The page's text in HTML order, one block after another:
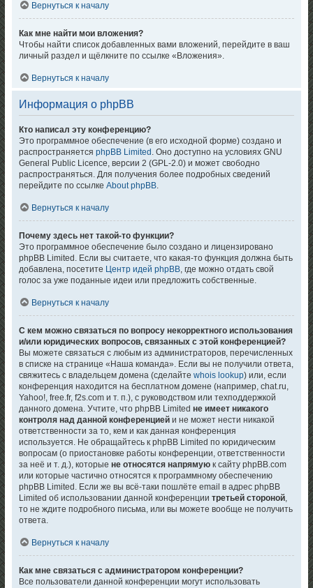
Вернуться к началу
Как мне найти мои вложения?
Чтобы найти список добавленных вами вложений, перейдите в ваш
личный раздел и щёлкните по ссылке «Вложения».
Вернуться к началу
Информация о phpBB
Кто написал эту конференцию?
Это программное обеспечение (в его исходной форме) создано и
распространяетсяphpBB Limited . Оно доступно на условиях GNU
General Public Licence, версии 2 (GPL-2.0) и может свободно
распространяться. Для получения более подробных сведений
перейдите по ссылкеAbout phpBB.
Вернуться к началу
Почему здесь нет такой-то функции?
Это программное обеспечение было создано и лицензировано
phpBB Limited. Если вы считаете, что какая-то функция должна быть
добавлена, посетите Центр идей phpBB, где можно отдать свой
голос за уже поданные идеи или предложить собственные.
Вернуться к началу
С кем можно связаться по вопросу некорректного использования
и/или юридических вопросов, связанных с этой конференцией?
Вы можете связаться с любым из администраторов, перечисленных
в списке на странице «Наша команда». Если вы не получили ответа,
свяжитесь с владельцем домена (сделайтеwhois lookup) или, если
конференция находится на бесплатном домене (например, chat.ru,
Yahoo!, free.fr, f2s.com и т. п.), с руководством или техподдержкой
данного домена. Учтите, что phpBB Limitedне имеет никакого
контроля над данной конференцией и не может нести никакой
ответственности за то, кем и как данная конференция
используется. Не обращайтесь к phpBB Limited по юридическим
вопросам (о приостановке работы конференции, ответственности
за неё и т. д.), которыене относятся напрямую к сайту phpBB.com
или которые частично относятся к программному обеспечению
phpBB Limited. Если же вы всё-таки пошлёте email в адрес phpBB
Limited об использовании данной конференциитретьей стороной,
то не ждите подробного письма, или вы можете вообще не получить
ответа.
Вернуться к началу
Как мне связаться с администратором конференции?
Все пользователи данной конференции могут использовать